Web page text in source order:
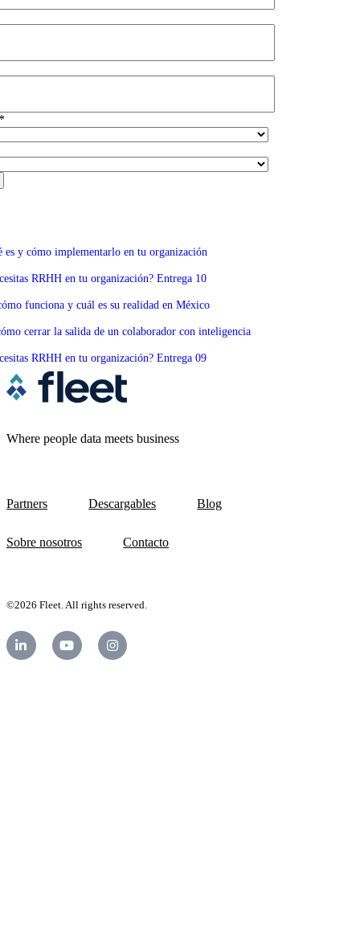
es y cómo implementarlo en tu organización
RRHH en tu organización? Entrega 10
funciona y cuál es su realidad en México
cerrar la salida de un colaborador con inteligencia
RRHH en tu organización? Entrega 09
Where people data meets business
Partners Descargables Blog
Sobre nosotros Contacto
©2026 Fleet. All rights reserved.